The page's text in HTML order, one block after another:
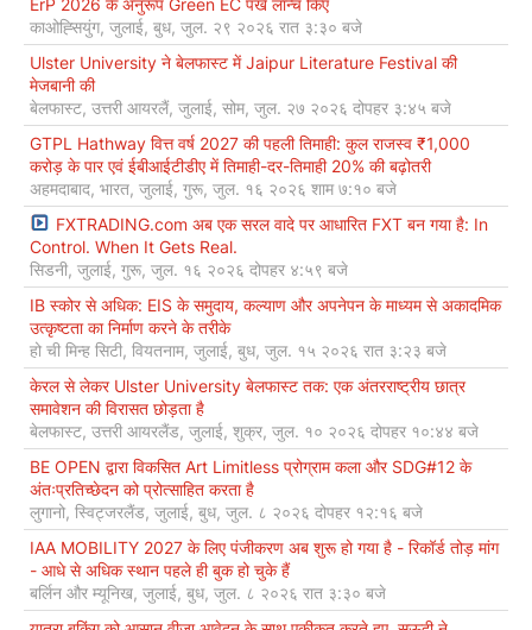
ErP 2026 के अनुरूप Green EC पंखे लॉन्च किए
काओह्सियुंग, जुलाई, बुध, जुल. २९ २०२६ रात ३:३० बजे
Ulster University ने बेलफास्ट में Jaipur Literature Festival की
मेजबानी की
बेलफास्ट, उत्तरी आयरलैं, जुलाई, सोम, जुल. २७ २०२६ दोपहर ३:४५ बजे
GTPL Hathway वित्त वर्ष 2027 की पहली तिमाही: कुल राजस्व ₹1,000
करोड़ के पार एवं ईबीआईटीडीए में तिमाही-दर-तिमाही 20% की बढ़ोतरी
अहमदाबाद, भारत, जुलाई, गुरू, जुल. १६ २०२६ शाम ७:१० बजे
FXTRADING.com अब एक सरल वादे पर आधारित FXT बन गया है: In
Control. When It Gets Real.
सिडनी, जुलाई, गुरू, जुल. १६ २०२६ दोपहर ४:५९ बजे
IB स्कोर से अधिक: EIS के समुदाय, कल्याण और अपनेपन के माध्यम से अकादमिक
उत्कृष्टता का निर्माण करने के तरीके
हो ची मिन्ह सिटी, वियतनाम, जुलाई, बुध, जुल. १५ २०२६ रात ३:२३ बजे
केरल से लेकर Ulster University बेलफास्ट तक: एक अंतरराष्ट्रीय छात्र
समावेशन की विरासत छोड़ता है
बेलफास्ट, उत्तरी आयरलैंड, जुलाई, शुक्र, जुल. १० २०२६ दोपहर १०:४४ बजे
BE OPEN द्वारा विकसित Art Limitless प्रोग्राम कला और SDG#12 के
अंतःप्रतिच्छेदन को प्रोत्साहित करता है
लुगानो, स्विट्जरलैंड, जुलाई, बुध, जुल. ८ २०२६ दोपहर १२:१६ बजे
IAA MOBILITY 2027 के लिए पंजीकरण अब शुरू हो गया है - रिकॉर्ड तोड़ मांग
- आधे से अधिक स्थान पहले ही बुक हो चुके हैं
बर्लिन और म्यूनिख, जुलाई, बुध, जुल. ८ २०२६ रात ३:३० बजे